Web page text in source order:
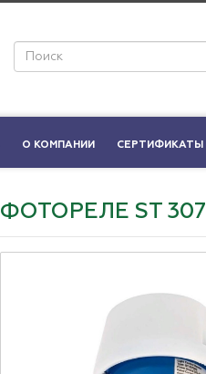
О КОМПАНИИ СЕРТИФИКАТЫ
ФОТОРЕЛЕ ST 307